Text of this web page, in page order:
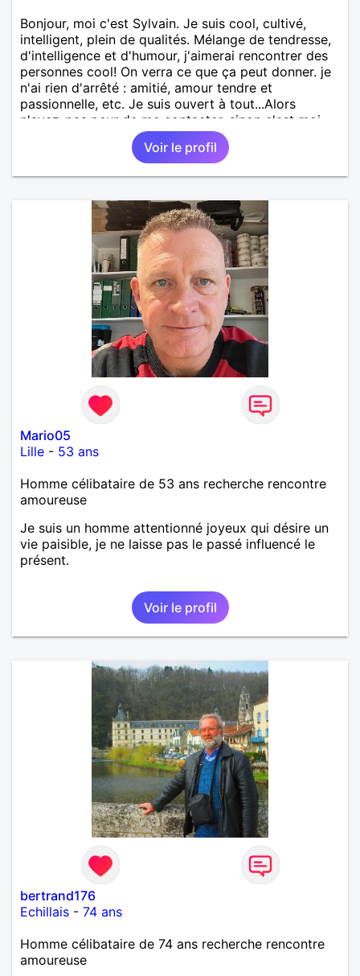
Bonjour, moi c'est Sylvain. Je suis cool, cultivé,
intelligent, plein de qualités. Mélange de tendresse,
d'intelligence et d'humour, j'aimerai rencontrer des
personnes cool! On verra ce que ça peut donner. je
n'ai rien d'arrêté : amitié, amour tendre et
passionnelle, etc. Je suis ouvert à tout...Alors
n'ayez-pas peur de me contacter, sinon c'est moi
qui le ferais!!!!!!!!!!!!! Ou peut-être pas! je suis
100000000000 vrai. Voir le profil
Mario05
Lille - 53 ans
Homme célibataire de 53 ans recherche rencontre
amoureuse
Je suis un homme attentionné joyeux qui désire un
vie paisible, je ne laisse pas le passé influencé le
présent.
Voir le profil
bertrand176
Echillais - 74 ans
Homme célibataire de 74 ans recherche rencontre
amoureuse